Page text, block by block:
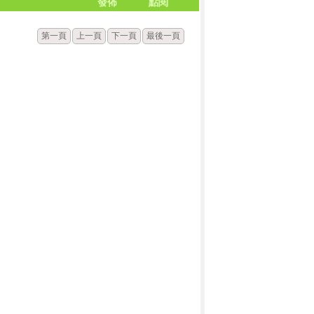
第一頁 上一頁 下一頁 最後一頁